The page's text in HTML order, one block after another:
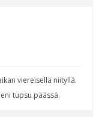
viereisellä niityllä.
tupsu päässä.